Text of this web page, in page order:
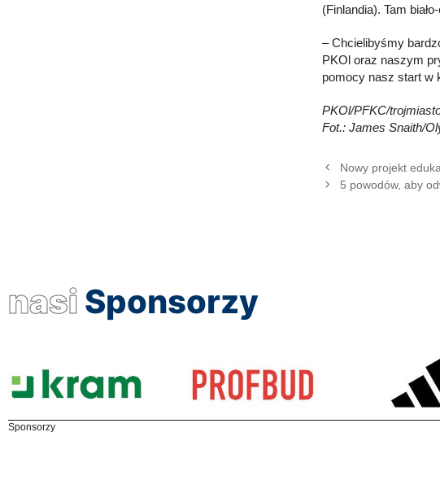
(Finlandia). Tam
– Chcielibyśmy
PKOl oraz naszym
pomocy nasz start w
PKOl/PFKC/
Fot.: James Snaith/
Nowy projekt
5 powodów, aby
nasi Sponsorzy
Sponsorzy